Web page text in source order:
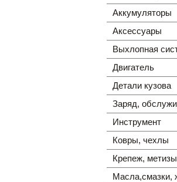
Аккумуляторы
Аксессуары
Выхлопная
Двигатель
Детали кузова
Заряд,
Инструмент
Ковры, чехлы
Крепеж, метизы
Масла,смазки,